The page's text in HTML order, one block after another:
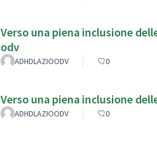
Verso una piena inclusione
odv
ADHDLAZIOODV 0
Verso una piena inclusione
ADHDLAZIOODV 0